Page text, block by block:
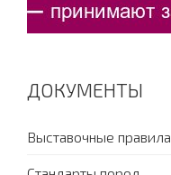
ДОКУМЕНТЫ
Выставочные правила